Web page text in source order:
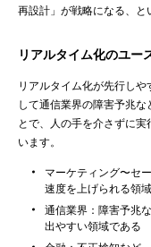
再設計」が戦略になる、と
リアルタイム化のユー
リアルタイム化が先行し
して通信業界の障害予兆
とで、人の手を介さずに
います。
マーケティング〜セ
速度を上げられる領
通信業界：障害予兆
出やすい領域である